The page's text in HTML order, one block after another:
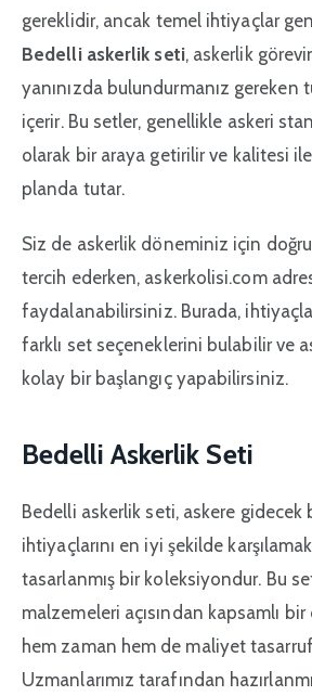
gereklidir, ancak temel ihtiyaçlar
Bedelli askerlik seti, askerlik
yanınızda bulundurmanız gereken
içerir. Bu setler, genellikle askeri
olarak bir araya getirilir ve kalitesi
planda tutar.
Siz de askerlik döneminiz için
tercih ederken, askerkolisi.com
faydalanabilirsiniz. Burada,
farklı set seçeneklerini bulabilir ve
kolay bir başlangıç yapabilirsiniz.
Bedelli Askerlik Seti
Bedelli askerlik seti, askere gidecek
ihtiyaçlarını en iyi şekilde
tasarlanmış bir koleksiyondur. Bu
malzemeleri açısından kapsamlı
hem zaman hem de maliyet
Uzmanlarımız tarafından